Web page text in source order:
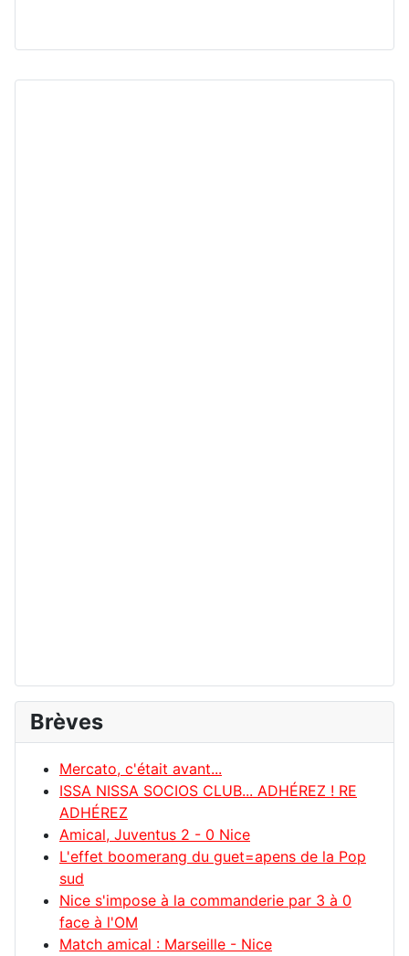
Brèves
Mercato, c'était avant...
ISSA NISSA SOCIOS CLUB... ADHÉREZ ! RE
ADHÉREZ
Amical, Juventus 2 - 0 Nice
L'effet boomerang du guet=apens de la Pop
sud
Nice s'impose à la commanderie par 3 à 0
face à l'OM
Match amical : Marseille - Nice